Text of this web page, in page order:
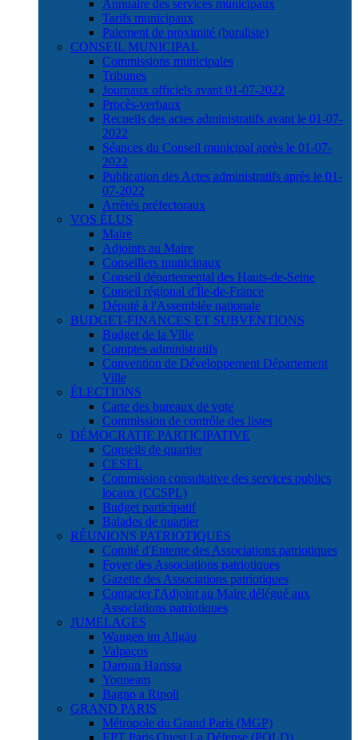
Annuaire des services municipaux
Tarifs municipaux
Paiement de proximité (buraliste)
CONSEIL MUNICIPAL
Commissions municipales
Tribunes
Journaux officiels avant 01-07-2022
Procès-verbaux
Recueils des actes administratifs avant le 01-07-
2022
Séances du Conseil municipal après le 01-07-
2022
Publication des Actes administratifs après le 01-
07-2022
Arrêtés préfectoraux
VOS ÉLUS
Maire
Adjoints au Maire
Conseillers municipaux
Conseil départemental des Hauts-de-Seine
Conseil régional d'Île-de-France
Député à l'Assemblée nationale
BUDGET-FINANCES ET SUBVENTIONS
Budget de la Ville
Comptes administratifs
Convention de Développement Département
Ville
ÉLECTIONS
Carte des bureaux de vote
Commission de contrôle des listes
DÉMOCRATIE PARTICIPATIVE
Conseils de quartier
CESEL
Commission consultative des services publics
locaux (CCSPL)
Budget participatif
Balades de quartier
RÉUNIONS PATRIOTIQUES
Comité d'Entente des Associations patriotiques
Foyer des Associations patriotiques
Gazette des Associations patriotiques
Contacter l'Adjoint au Maire délégué aux
Associations patriotiques
JUMELAGES
Wangen im Allgäu
Valpaços
Daroun Harissa
Yoqneam
Bagno a Ripoli
GRAND PARIS
Métropole du Grand Paris (MGP)
EPT Paris Ouest La Défense (POLD)